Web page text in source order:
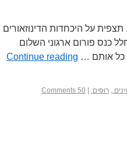
על היכחדות הדינוזאורים
כנס פורום ארגוני השלום
כל אותם … Continue reading
, רוסים. 50 Comments